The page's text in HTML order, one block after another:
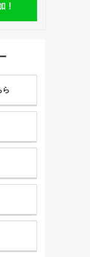
ら